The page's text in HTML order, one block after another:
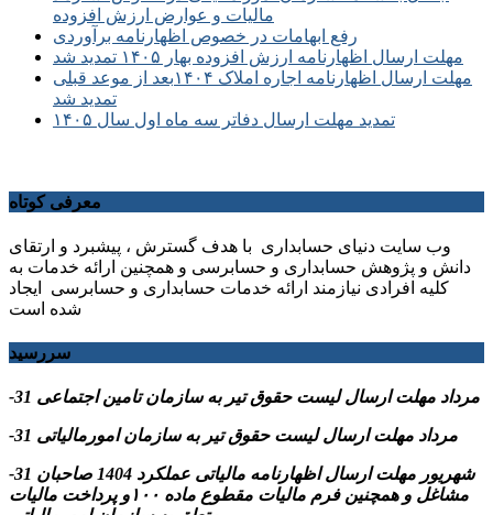
مالیات و عوارض ارزش افزوده
رفع ابهامات در خصوص اظهارنامه برآوردی
مهلت ارسال اظهارنامه ارزش افزوده بهار ۱۴۰۵ تمدید شد
مهلت ارسال اظهارنامه اجاره املاک ۱۴۰۴بعد از موعد قبلی
تمدید شد
تمدید مهلت ارسال دفاتر سه ماه اول سال ۱۴۰۵
معرفی کوتاه
وب سایت دنیای حسابداری با هدف گسترش ، پیشبرد و ارتقای
دانش و پژوهش حسابداری و حسابرسی و همچنین ارائه خدمات به
کلیه افرادی نیازمند ارائه خدمات حسابداری و حسابرسی ایجاد
شده است
سررسید
-31 مرداد مهلت ارسال ليست حقوق تیر به سازمان تامین اجتماعی
-31 مرداد مهلت ارسال ليست حقوق تیر به سازمان امورمالیاتی
-31 شهریور مهلت ارسال اظهارنامه مالیاتی عملکرد 1404 صاحبان
مشاغل و همچنین فرم مالیات مقطوع ماده ۱۰۰و پرداخت مالیات